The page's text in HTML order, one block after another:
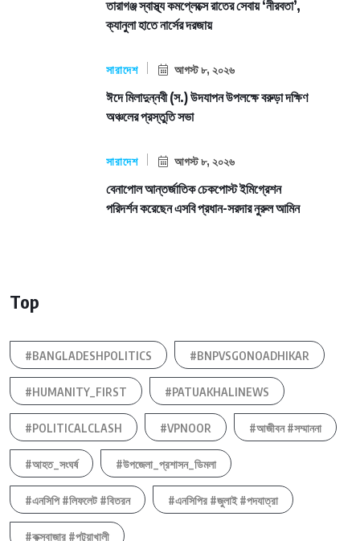
তারাগঞ্জ স্বাস্থ্য কমপ্লেক্সে রাতের সেবায় ‘নীরবতা’,
ক্যানুলা হাতে নার্সের দরজায়
সারাদেশ আগস্ট ৮, ২০২৬
ঈদে মিলাদুন্নবী (স.) উদযাপন উপলক্ষে বরুড়া দক্ষিণ
অঞ্চলের প্রস্তুতি সভা
সারাদেশ আগস্ট ৮, ২০২৬
বেনাপোল আন্তর্জাতিক চেকপোস্ট ইমিগ্রেশন
পরিদর্শন করেছেন এসবি প্রধান-সরদার নুরুল আমিন
Top
#BANGLADESHPOLITICS #BNPVSGONOADHIKAR
#HUMANITY_FIRST #PATUAKHALINEWS
#POLITICALCLASH #VPNOOR #আজীবন #সম্মাননা
#আহত_সংঘর্ষ #উপজেলা_প্রশাসন_ডিমলা
#এনসিপি #লিফলেট #বিতরন #এনসিপির #জুলাই #পদযাত্রা
#কক্সবাজার #পটুয়াখালী